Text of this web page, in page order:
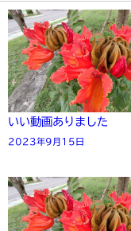
いい動画ありました
2023年9月15日